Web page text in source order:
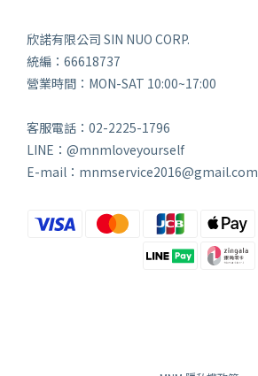
欣諾有限公司 SIN NUO CORP.
統編：66618737
營業時間：MON-SAT 10:00~17:00
客服電話：02-2225-1796
LINE：@mnmloveyourself
E-mail：mnmservice2016@gmail.com